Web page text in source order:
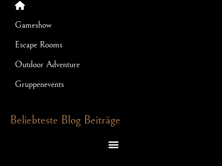
Gameshow
Escape Rooms
Outdoor Adventure
Gruppenevents
Beliebteste Blog Beiträge